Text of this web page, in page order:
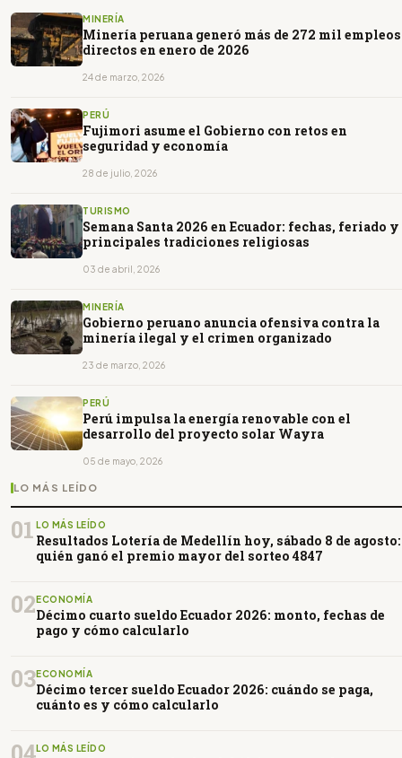
MINERÍA
Minería peruana generó más de 272 mil empleos
directos en enero de 2026
24 de marzo, 2026
PERÚ
Fujimori asume el Gobierno con retos en
seguridad y economía
28 de julio, 2026
TURISMO
Semana Santa 2026 en Ecuador: fechas, feriado y
principales tradiciones religiosas
03 de abril, 2026
MINERÍA
Gobierno peruano anuncia ofensiva contra la
minería ilegal y el crimen organizado
23 de marzo, 2026
PERÚ
Perú impulsa la energía renovable con el
desarrollo del proyecto solar Wayra
05 de mayo, 2026
LO MÁS LEÍDO
01 LO MÁS LEÍDO
Resultados Lotería de Medellín hoy, sábado 8 de agosto:
quién ganó el premio mayor del sorteo 4847
02ECONOMÍA
Décimo cuarto sueldo Ecuador 2026: monto, fechas de
pago y cómo calcularlo
03ECONOMÍA
Décimo tercer sueldo Ecuador 2026: cuándo se paga,
cuánto es y cómo calcularlo
LO MÁS LEÍDO